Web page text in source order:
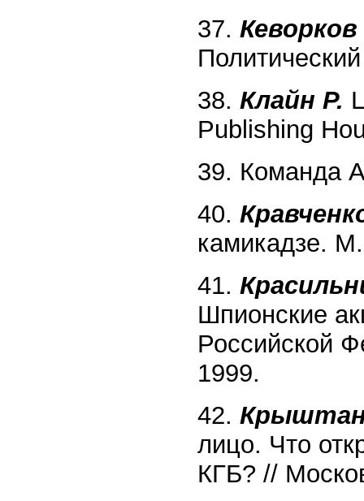
37.
38. Клайн Р.
Publishing
39. Команда
40.
камикадзе.
41.
Шпионские
Российской
1999.
42.
лицо. Что
КГБ? //